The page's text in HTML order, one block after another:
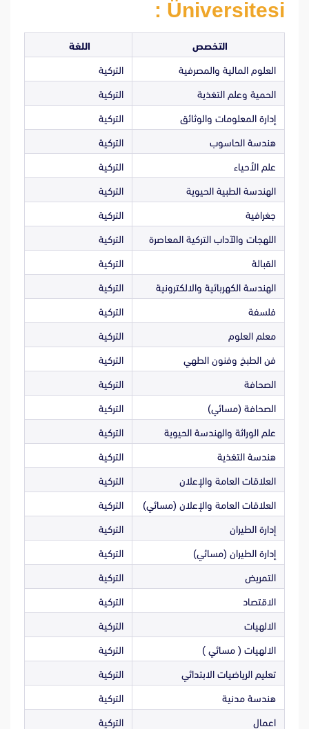
Üniversitesi :
التخصص اللغة
العلوم المالية والمصرفية التركية
الحمية وعلم التغذية التركية
إدارة المعلومات والوثائق التركية
هندسة الحاسوب التركية
علم الأحياء التركية
الهندسة الطبية الحيوية التركية
جغرافية التركية
اللهجات والآداب التركية المعاصرة التركية
القبالة التركية
الهندسة الكهربائية والالكترونية التركية
فلسفة التركية
معلم العلوم التركية
فن الطبخ وفنون الطهي التركية
الصحافة التركية
الصحافة (مسائي) التركية
علم الوراثة والهندسة الحيوية التركية
هندسة التغذية التركية
العلاقات العامة والإعلان التركية
العلاقات العامة والإعلان (مسائي) التركية
إدارة الطيران التركية
إدارة الطيران (مسائي) التركية
التمريض التركية
الاقتصاد التركية
الالهيات التركية
الالهيات ( مسائي ) التركية
تعليم الرياضيات الابتدائي التركية
هندسة مدنية التركية
اعمال التركية